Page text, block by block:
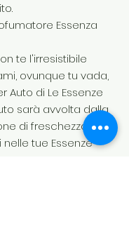
Essenza
te l'irresistibile
ovunque tu vada,
Auto di Le Essenze
sarà avvolta dalla
di freschezza e
tue Essenze